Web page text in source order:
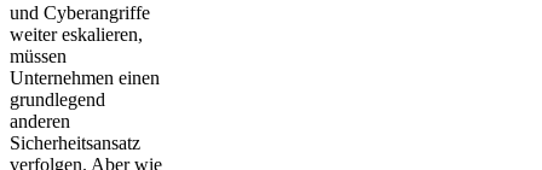
und Cyberangriffe
weiter eskalieren,
müssen
Unternehmen einen
grundlegend
anderen
Sicherheitsansatz
verfolgen. Aber wie